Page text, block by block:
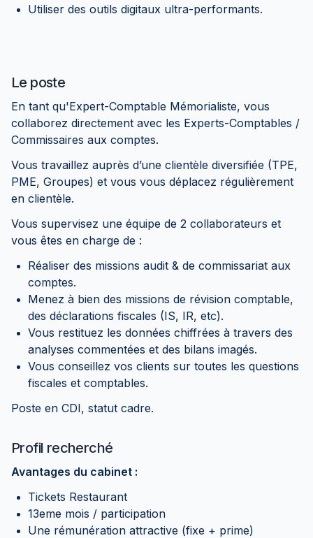
Utiliser des outils digitaux ultra-performants.
Le poste
En tant qu'Expert-Comptable Mémorialiste, vous
collaborez directement avec les Experts-Comptables /
Commissaires aux comptes.
Vous travaillez auprès d’une clientèle diversifiée (TPE,
PME, Groupes) et vous vous déplacez régulièrement
en clientèle.
Vous supervisez une équipe de 2 collaborateurs et
vous êtes en charge de :
Réaliser des missions audit & de commissariat aux
comptes.
Menez à bien des missions de révision comptable,
des déclarations fiscales (IS, IR, etc).
Vous restituez les données chiffrées à travers des
analyses commentées et des bilans imagés.
Vous conseillez vos clients sur toutes les questions
fiscales et comptables.
Poste en CDI, statut cadre.
Profil recherché
Avantages du cabinet :
Tickets Restaurant
13eme mois / participation
Une rémunération attractive (fixe + prime)